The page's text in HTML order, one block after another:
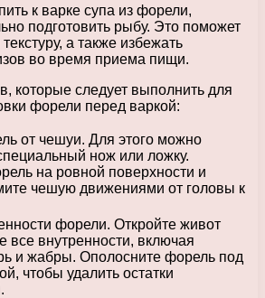
к варке супа из форели,
подготовить рыбу. Это поможет
а также избежать
во время приема пищи.
которые следует выполнить для
форели перед варкой:
от чешуи. Для этого можно
нож или ложку.
на ровной поверхности и
чешую движениями от головы к
форели. Откройте живот
все внутренности, включая
и жабры. Ополосните форель под
чтобы удалить остатки